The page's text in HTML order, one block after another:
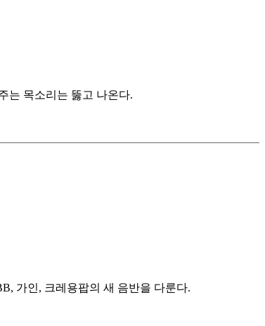
는 목소리는 뚫고 나온다.
가인, 크레용팝의 새 음반을 다룬다.